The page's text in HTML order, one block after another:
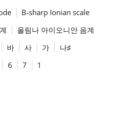
B-sharp Ionian scale
올림나 아이오니안 음계
바 사 가 나♯
6 7 1